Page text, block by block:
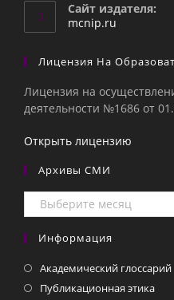
Сайт издателя:
mcnip.ru
Лицензия На
Лицензия на
деятельности №1686 от
Открыть лицензию
Архивы СМИ
Архивы
СМИ
Информация
Академический глоссарий
Публикационная этика